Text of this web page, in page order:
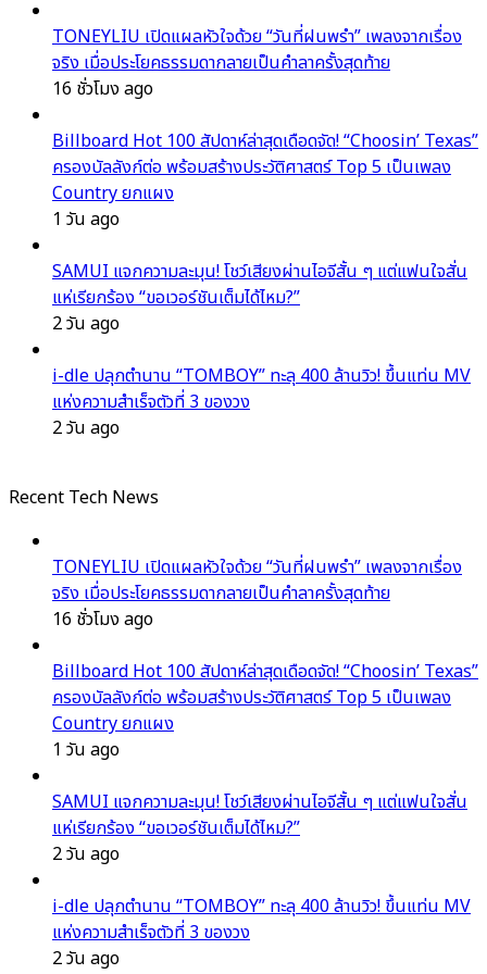
TONEYLIU เปิดแผลหัวใจด้วย “วันที่ฝนพรำ” เพลงจากเรื่อง
จริง เมื่อประโยคธรรมดากลายเป็นคำลาครั้งสุดท้าย
16 ชั่วโมง ago
Billboard Hot 100 สัปดาห์ล่าสุดเดือดจัด! “Choosin’ Texas”
ครองบัลลังก์ต่อ พร้อมสร้างประวัติศาสตร์ Top 5 เป็นเพลง
Country ยกแผง
1 วัน ago
SAMUI แจกความละมุน! โชว์เสียงผ่านไอจีสั้น ๆ แต่แฟนใจสั่น
แห่เรียกร้อง “ขอเวอร์ชันเต็มได้ไหม?”
2 วัน ago
i-dle ปลุกตำนาน “TOMBOY” ทะลุ 400 ล้านวิว! ขึ้นแท่น MV
แห่งความสำเร็จตัวที่ 3 ของวง
2 วัน ago
Recent Tech News
TONEYLIU เปิดแผลหัวใจด้วย “วันที่ฝนพรำ” เพลงจากเรื่อง
จริง เมื่อประโยคธรรมดากลายเป็นคำลาครั้งสุดท้าย
16 ชั่วโมง ago
Billboard Hot 100 สัปดาห์ล่าสุดเดือดจัด! “Choosin’ Texas”
ครองบัลลังก์ต่อ พร้อมสร้างประวัติศาสตร์ Top 5 เป็นเพลง
Country ยกแผง
1 วัน ago
SAMUI แจกความละมุน! โชว์เสียงผ่านไอจีสั้น ๆ แต่แฟนใจสั่น
แห่เรียกร้อง “ขอเวอร์ชันเต็มได้ไหม?”
2 วัน ago
i-dle ปลุกตำนาน “TOMBOY” ทะลุ 400 ล้านวิว! ขึ้นแท่น MV
แห่งความสำเร็จตัวที่ 3 ของวง
2 วัน ago